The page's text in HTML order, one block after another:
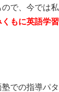
ので、今では
くもに英語学
での指導パ